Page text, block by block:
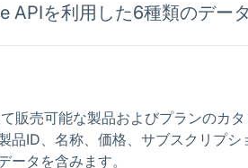
APIを利用した6種類のデー
販売可能な製品およびプランのカ
品ID、名称、価格、サブスクリプシ
ータを含みます。